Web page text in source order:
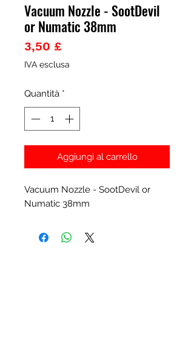
Vacuum Nozzle - SootDevil
or Numatic 38mm
3,50 £Prezzo
IVA esclusa
Quantità *
Aggiungi al carrello
Vacuum Nozzle - SootDevil or
Numatic 38mm